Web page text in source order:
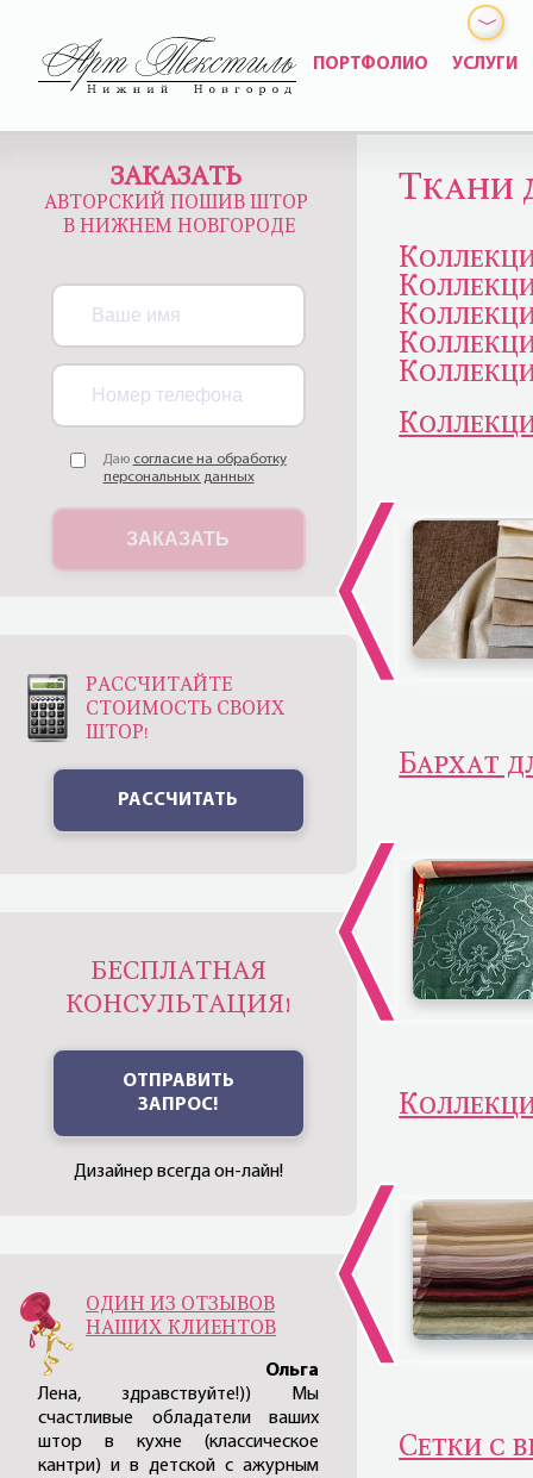
ПОРТФОЛИО УСЛУГИ
Ткани
Бархат
Сетки с
ЗАКАЗАТЬ
АВТОРСКИЙ ПОШИВ ШТОР
В НИЖНЕМ НОВГОРОДЕ
Даю согласие на обработку
персональных данных
ЗАКАЗАТЬ
РАССЧИТАЙТЕ
СТОИМОСТЬ СВОИХ
ШТОР!
РАССЧИТАТЬ
БЕСПЛАТНАЯ
КОНСУЛЬТАЦИЯ!
ОТПРАВИТЬ
ЗАПРОС!
Дизайнер всегда он-лайн!
ОДИН ИЗ ОТЗЫВОВ
НАШИХ КЛИЕНТОВ
Ольга
Лена, здравствуйте!)) Мы
счастливые обладатели ваших
штор в кухне (классическое
кантри) и в детской с ажурным